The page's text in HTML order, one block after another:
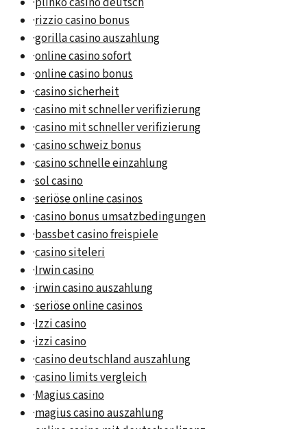
·rizzio casino bonus
·gorilla casino auszahlung
·online casino sofort
·online casino bonus
·casino sicherheit
·casino mit schneller verifizierung
·casino mit schneller verifizierung
·casino schweiz bonus
·casino schnelle einzahlung
·sol casino
·seriöse online casinos
·casino bonus umsatzbedingungen
·bassbet casino freispiele
·casino siteleri
·Irwin casino
·irwin casino auszahlung
·seriöse online casinos
·Izzi casino
·izzi casino
·casino deutschland auszahlung
·casino limits vergleich
·Magius casino
·magius casino auszahlung